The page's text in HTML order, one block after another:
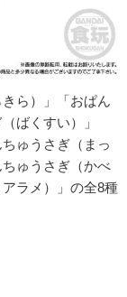
ら）」「おぱん
ばくすい）」
ゅうさぎ（まっ
ゅうさぎ（かべ
ラメ）」の全8種